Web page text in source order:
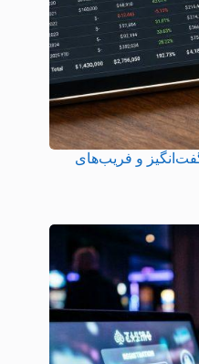
و فریب‌های